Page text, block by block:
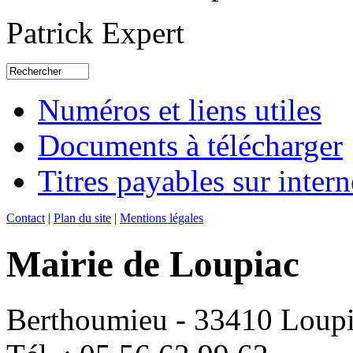
Patrick Expert
Numéros et liens utiles
Documents à télécharger
Titres payables sur
Contact | Plan du site | Mentions légales
Mairie de Loupiac
Berthoumieu - 33410